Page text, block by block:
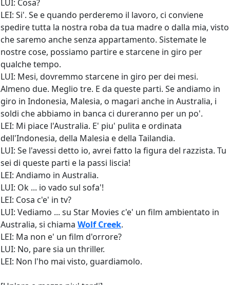
LUI: Cosa?
LEI: Si'. Se e quando perderemo il lavoro, ci conviene
spedire tutta la nostra roba da tua madre o dalla mia, visto
che saremo anche senza appartamento. Sistemate le
nostre cose, possiamo partire e starcene in giro per
qualche tempo.
LUI: Mesi, dovremmo starcene in giro per dei mesi.
Almeno due. Meglio tre. E da queste parti. Se andiamo in
giro in Indonesia, Malesia, o magari anche in Australia, i
soldi che abbiamo in banca ci dureranno per un po'.
LEI: Mi piace l'Australia. E' piu' pulita e ordinata
dell'Indonesia, della Malesia e della Tailandia.
LUI: Se l'avessi detto io, avrei fatto la figura del razzista. Tu
sei di queste parti e la passi liscia!
LEI: Andiamo in Australia.
LUI: Ok ... io vado sul sofa'!
LEI: Cosa c'e' in tv?
LUI: Vediamo ... su Star Movies c'e' un film ambientato in
Australia, si chiama Wolf Creek.
LEI: Ma non e' un film d'orrore?
LUI: No, pare sia un thriller.
LEI: Non l'ho mai visto, guardiamolo.